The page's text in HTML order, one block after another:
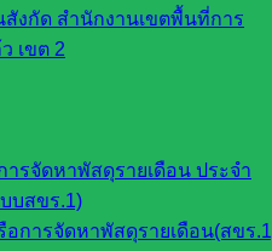
สังกัด สำนักงานเขตพื้นที่การ
เขต 2
รจัดหาพัสดุรายเดือน ประจำ
บสขร.1)
การจัดหาพัสดุรายเดือน(สขร
reserved. Design By SK2 ICT